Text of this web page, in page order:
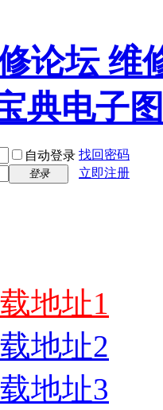
自动登录 找回密码
登录 立即注册
地址1
地址2
地址3